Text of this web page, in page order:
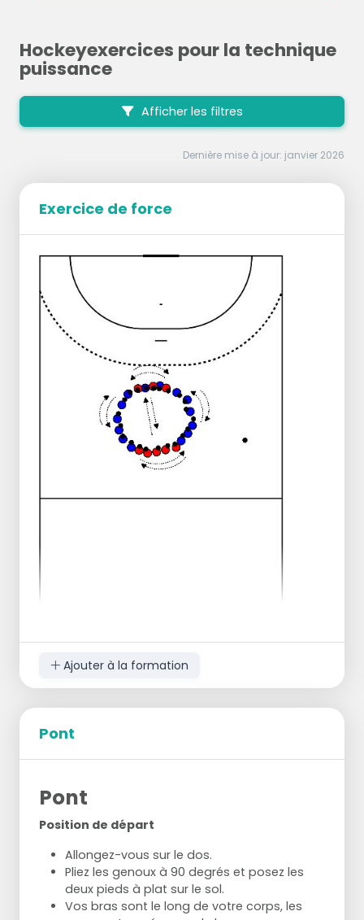
Hockeyexercices pour la technique
puissance
Afficher les filtres
Dernière mise à jour: janvier 2026
Exercice de force
Tous les joueurs s'assoient en cercle sur
tout le monde s'amuse
sol
1er exercice = tout le monde se passe la
balle à gauche
2ème exercice = tout le monde passe le
ballon à droite
3ème exercice = faire la même chose avec
Ajouter à la formation
Pont
Pont
Position de départ
Allongez-vous sur le dos.
Pliez les genoux à 90 degrés et posez les
deux pieds à plat sur le sol.
Vos bras sont le long de votre corps, les